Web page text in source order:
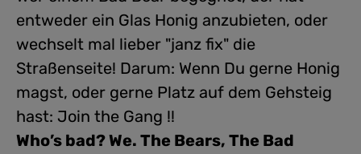
entweder ein Glas Honig anzubieten, oder
wechselt mal lieber "janz fix" die
Straßenseite! Darum: Wenn Du gerne Honig
magst, oder gerne Platz auf dem Gehsteig
hast: Join the Gang !!
Who’s bad? We. The Bears, The Bad